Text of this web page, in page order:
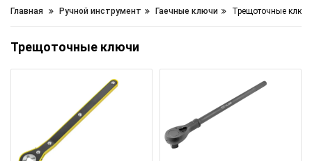
Главная Ручной инструмент Гаечные ключи Трещоточные
Трещоточные ключи